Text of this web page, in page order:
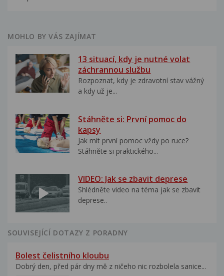
MOHLO BY VÁS ZAJÍMAT
13 situací, kdy je nutné volat
záchrannou službu
Rozpoznat, kdy je zdravotní stav vážný
a kdy už je...
Stáhněte si: První pomoc do
kapsy
Jak mít první pomoc vždy po ruce?
Stáhněte si praktického...
VIDEO: Jak se zbavit deprese
Shlédněte video na téma jak se zbavit
deprese..
SOUVISEJÍCÍ DOTAZY Z PORADNY
Bolest čelistního kloubu
Dobrý den, před pár dny mě z ničeho nic rozbolela sanice...